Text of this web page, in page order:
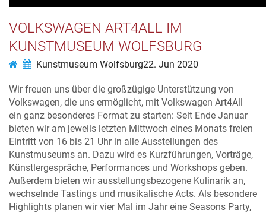
VOLKSWAGEN ART4ALL IM
KUNSTMUSEUM WOLFSBURG
Kunstmuseum Wolfsburg22. Jun 2020
Wir freuen uns über die großzügige Unterstützung von
Volkswagen, die uns ermöglicht, mit Volkswagen Art4All
ein ganz besonderes Format zu starten: Seit Ende Januar
bieten wir am jeweils letzten Mittwoch eines Monats freien
Eintritt von 16 bis 21 Uhr in alle Ausstellungen des
Kunstmuseums an. Dazu wird es Kurzführungen, Vorträge,
Künstlergespräche, Performances und Workshops geben.
Außerdem bieten wir ausstellungsbezogene Kulinarik an,
wechselnde Tastings und musikalische Acts. Als besondere
Highlights planen wir vier Mal im Jahr eine Seasons Party,